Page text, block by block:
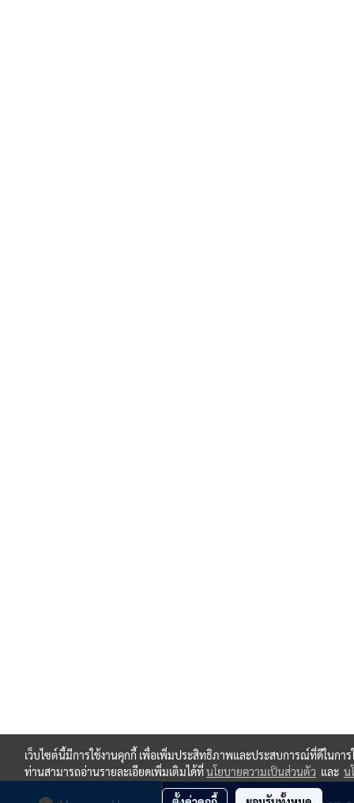
เว็บไซต์นี้มีการใช้งานคุกกี้ เพื่อเพิ่มประสิทธิภาพและประสบการณ์ที่ดีในการ
ท่านสามารถอ่านรายละเอียดเพิ่มเติมได้ที่นโยบายความเป็นส่วนตัว และ น